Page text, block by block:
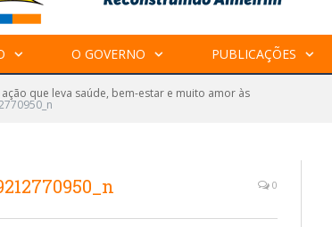
O GOVERNO PUBLICAÇÕES
que leva saúde, bem-estar e muito amor às
0